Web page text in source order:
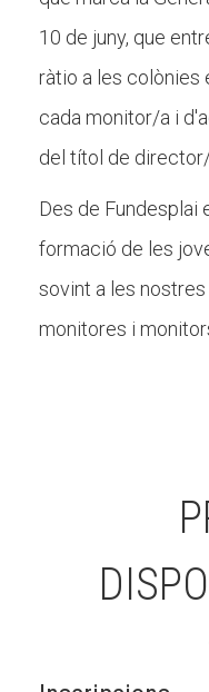
10 de juny, que
ràtio a les colònies
cada monitor/a i
del títol de
Des de
formació de les
sovint a les
monitores i